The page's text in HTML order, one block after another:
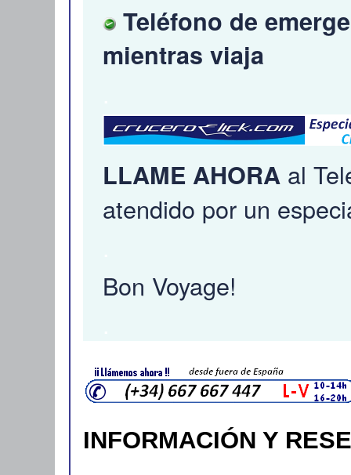
Teléfono de
mientras viaja
LLAME AHORA al
atendido por un
Bon Voyage!
INFORMACIÓN Y